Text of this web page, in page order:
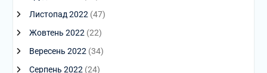
Листопад 2022 (47)
Жовтень 2022 (22)
Вересень 2022 (34)
Серпень 2022 (24)